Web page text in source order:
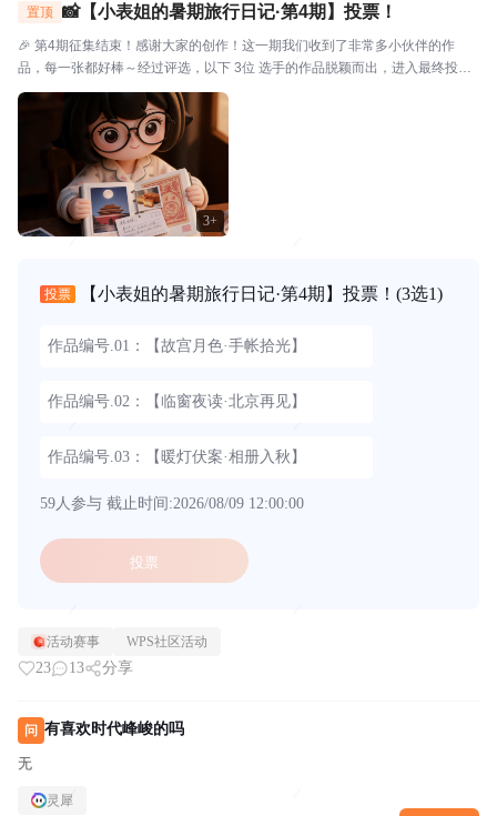
3+
置顶 📸【小表姐的暑期旅行日记·第4期】投票！
🎉 第4期征集结束！感谢大家的创作！这一期我们收到了非常多小伙伴的作
品，每一张都好棒～经过评选，以下 3位 选手的作品脱颖而出，进入最终投
票！🗳️ 入选作品🔴作品编号.01：【故宫月色·手帐拾光】创作者：帅羊帅提示
词/思路：小表姐穿着家居装，坐在在家中的书...
投票 【小表姐的暑期旅行日记·第4期】投票！ (3选1)
作品编号.01：【故宫月色·手帐拾光】
作品编号.02：【临窗夜读·北京再见】
作品编号.03：【暖灯伏案·相册入秋】
59人参与 截止时间:2026/08/09 12:00:00
投票
活动赛事 WPS社区活动
23 13 分享
问 有喜欢时代峰峻的吗
无
灵犀